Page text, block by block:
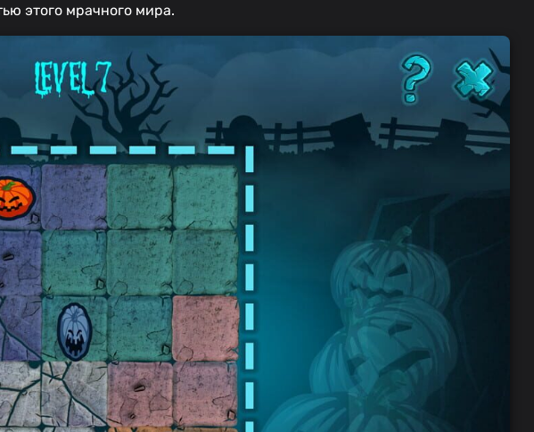
этого мрачного мира.